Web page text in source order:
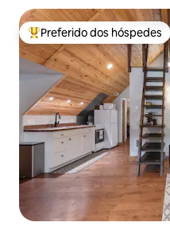
Entre os melhores
Preferido dos hóspedes